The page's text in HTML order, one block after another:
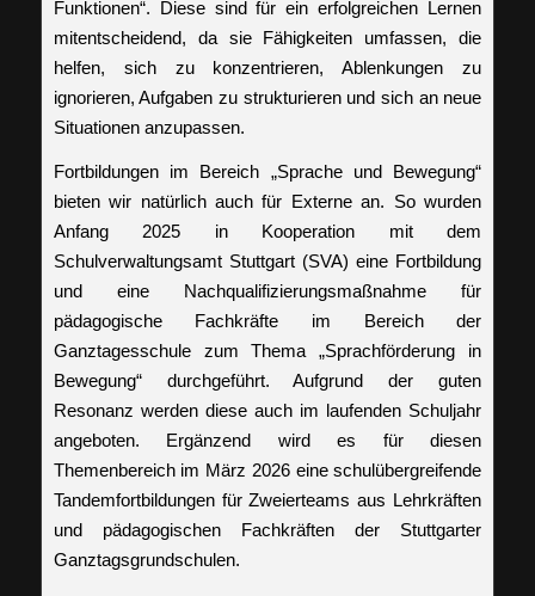
Funktionen“. Diese sind für ein erfolgreichen Lernen
mitentscheidend, da sie Fähigkeiten umfassen, die
helfen, sich zu konzentrieren, Ablenkungen zu
ignorieren, Aufgaben zu strukturieren und sich an neue
Situationen anzupassen.
Fortbildungen im Bereich „Sprache und Bewegung“
bieten wir natürlich auch für Externe an. So wurden
Anfang 2025 in Kooperation mit dem
Schulverwaltungsamt Stuttgart (SVA) eine Fortbildung
und eine Nachqualifizierungsmaßnahme für
pädagogische Fachkräfte im Bereich der
Ganztagesschule zum Thema „Sprachförderung in
Bewegung“ durchgeführt. Aufgrund der guten
Resonanz werden diese auch im laufenden Schuljahr
angeboten. Ergänzend wird es für diesen
Themenbereich im März 2026 eine schulübergreifende
Tandemfortbildungen für Zweierteams aus Lehrkräften
und pädagogischen Fachkräften der Stuttgarter
Ganztagsgrundschulen.